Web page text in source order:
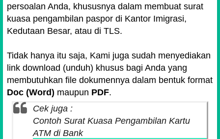
persoalan Anda, khususnya dalam membuat surat
kuasa pengambilan paspor di Kantor Imigrasi,
Kedutaan Besar, atau di TLS.
Tidak hanya itu saja, Kami juga sudah menyediakan
link download (unduh) khusus bagi Anda yang
membutuhkan file dokumennya dalam bentuk format
Doc (Word) maupun PDF.
Cek juga :
Contoh Surat Kuasa Pengambilan Kartu
ATM di Bank